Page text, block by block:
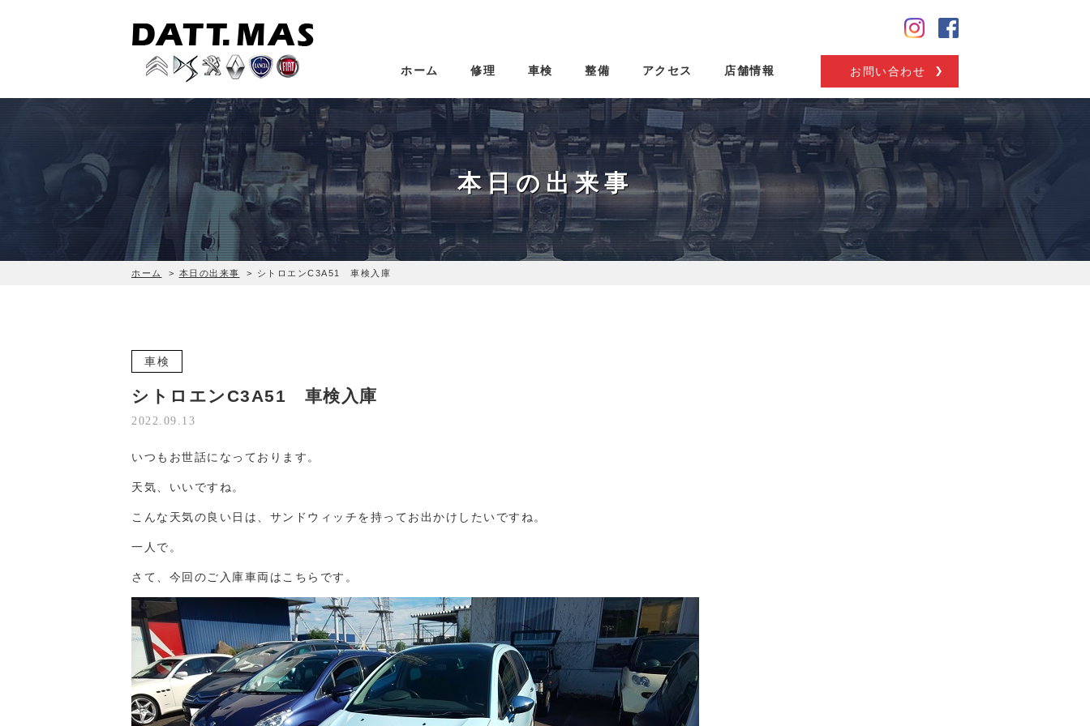
ホーム 修理 車検 整備 アクセス 店舗情報 お問い合わせ
本日の出来事
ホーム > 本日の出来事 > シトロエンC3A51 車検入庫
車検
シトロエンC3A51 車検入庫
2022.09.13
いつもお世話になっております。
天気、いいですね。
こんな天気の良い日は、サンドウィッチを持ってお出かけしたいですね。
一人で。
さて、今回のご入庫車両はこちらです。